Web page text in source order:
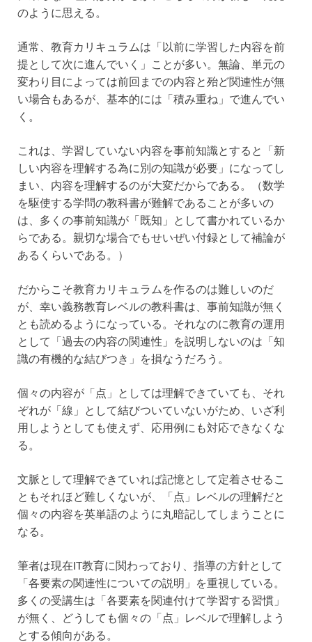
のように思える。
通常、教育カリキュラムは「以前に学習した内容を前
提として次に進んでいく」ことが多い。無論、単元の
変わり目によっては前回までの内容と殆ど関連性が無
い場合もあるが、基本的には「積み重ね」で進んでい
く。
これは、学習していない内容を事前知識とすると「新
しい内容を理解する為に別の知識が必要」になってし
まい、内容を理解するのが大変だからである。（数学
を駆使する学問の教科書が難解であることが多いの
は、多くの事前知識が「既知」として書かれているか
らである。親切な場合でもせいぜい付録として補論が
あるくらいである。）
だからこそ教育カリキュラムを作るのは難しいのだ
が、幸い義務教育レベルの教科書は、事前知識が無く
とも読めるようになっている。それなのに教育の運用
として「過去の内容の関連性」を説明しないのは「知
識の有機的な結びつき」を損なうだろう。
個々の内容が「点」としては理解できていても、それ
ぞれが「線」として結びついていないがため、いざ利
用しようとしても使えず、応用例にも対応できなくな
る。
文脈として理解できていれば記憶として定着させるこ
ともそれほど難しくないが、「点」レベルの理解だと
個々の内容を英単語のように丸暗記してしまうことに
なる。
筆者は現在IT教育に関わっており、指導の方針として
「各要素の関連性についての説明」を重視している。
多くの受講生は「各要素を関連付けて学習する習慣」
が無く、どうしても個々の「点」レベルで理解しよう
とする傾向がある。